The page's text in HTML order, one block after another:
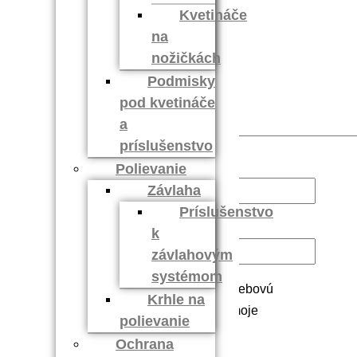
Kvetináče
na
nožičkách
Podmisky
pod kvetináče
a
príslušenstvo
Polievanie
Závlaha
Príslušenstvo
k
závlahovým
systémom
Krhle na
polievanie
Ochrana
Meno
Uložiť moje meno, e-mail a webovú
stránku v tomto prehliadači pre moje
budúce komentáre.